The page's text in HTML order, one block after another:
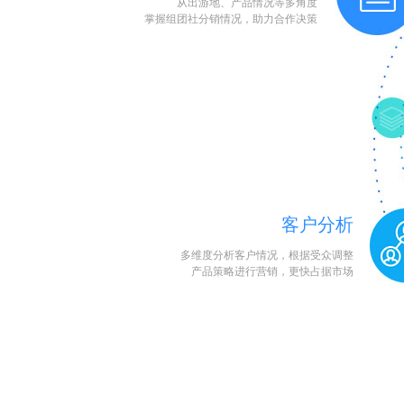
从出游地、产品情况等多角度
掌握组团社分销情况，助力合作决策
客户分析
多维度分析客户情况，根据受众调整
产品策略进行营销，更快占据市场